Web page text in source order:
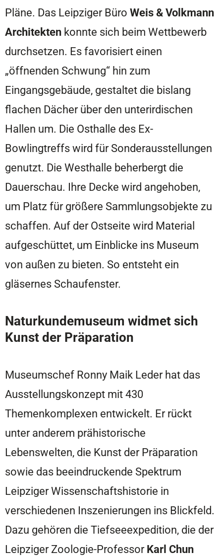
Pläne. Das Leipziger Büro Weis & Volkmann
Architekten konnte sich beim Wettbewerb
durchsetzen. Es favorisiert einen
„öffnenden Schwung“ hin zum
Eingangsgebäude, gestaltet die bislang
flachen Dächer über den unterirdischen
Hallen um. Die Osthalle des Ex-
Bowlingtreffs wird für Sonderausstellungen
genutzt. Die Westhalle beherbergt die
Dauerschau. Ihre Decke wird angehoben,
um Platz für größere Sammlungsobjekte zu
schaffen. Auf der Ostseite wird Material
aufgeschüttet, um Einblicke ins Museum
von außen zu bieten. So entsteht ein
gläsernes Schaufenster.
Naturkundemuseum widmet sich
Kunst der Präparation
Museumschef Ronny Maik Leder hat das
Ausstellungskonzept mit 430
Themenkomplexen entwickelt. Er rückt
unter anderem prähistorische
Lebenswelten, die Kunst der Präparation
sowie das beeindruckende Spektrum
Leipziger Wissenschaftshistorie in
verschiedenen Inszenierungen ins Blickfeld.
Dazu gehören die Tiefseeexpedition, die der
Leipziger Zoologie-ProfessorKarl Chun